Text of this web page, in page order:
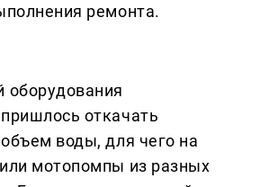
ремонта.
оборудования
откачать
воды, для чего на
мотопомпы из разных